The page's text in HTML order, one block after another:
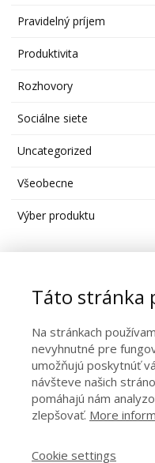
Pravidelný príjem
Produktivita
Rozhovory
Sociálne siete
Uncategorized
Všeobecne
Výber produktu
Moja stránka na
Táto stránka
Na stránkach
nevyhnutné pre
umožňujú poskytnúť
návšteve našich
pomáhajú nám
zlepšovať. More
Cookie settings